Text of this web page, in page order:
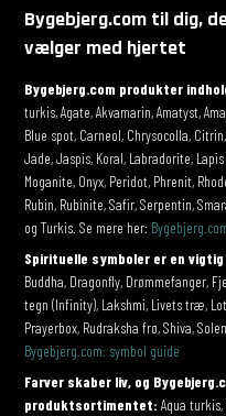
Bygebjerg.com til dig,
vælger med hjertet
Bygebjerg.com produkter
turkis, Agate, Akvamarin, Amatyst,
Blue spot, Carneol, Chrysocolla,
Jade, Jaspis, Koral, Labradorite,
Moganite, Onyx, Peridot, Phrenit,
Rubin, Rubinite, Safir, Serpentin,
og Turkis. Se mere her:
Spirituelle symboler er en
Buddha, Dragonfly, Drømmefanger,
tegn (Infinity), Lakshmi, Livets træ,
Prayerbox, Rudraksha frø, Shiva,
Bygebjerg.com: symbol guide
Farver skaber liv, og
produktsortimentet: Aqua turkis,